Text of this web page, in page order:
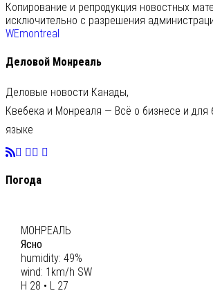
Копирование и репродукция новостных
исключительно с разрешения
WEmontreal
Деловой Монреаль
Деловые новости Канады,
Квебека и Монреаля — Всё о бизнесе и для
языке
Погода
МОНРЕАЛЬ
Ясно
humidity: 49%
wind: 1km/h SW
H 28 • L 27